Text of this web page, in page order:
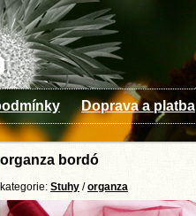
Doprava a platba
organza bordó
kategorie: Stuhy /organza